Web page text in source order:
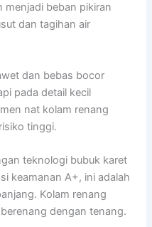
menjadi beban pikiran
dan tagihan air
dan bebas bocor
pada detail kecil
nat kolam renang
tinggi.
teknologi bubuk karet
keamanan A+, ini adalah
Kolam renang
dengan tenang.